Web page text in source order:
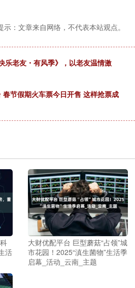
示：文章来自网络，不代表本站观点。
乐老友・有风季》，以老友温情激
春节假期火车票今日开售 这样抢票成
活
大财优配平台 巨型蘑菇“占领”城
市花园！2025“滇生菌物”生活季
启幕_活动_云南_主题